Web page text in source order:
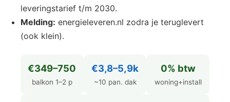
leveringstarief t/m 2030.
Melding: energieleveren.nl zodra je teruglevert
(ook klein).
€349–750
balkon 1–2 p
€3,8–5,9k
~10 pan. dak
0% btw
woning+install